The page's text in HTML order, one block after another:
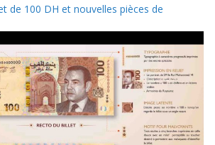
de 100 DH et nouvelles pièces de